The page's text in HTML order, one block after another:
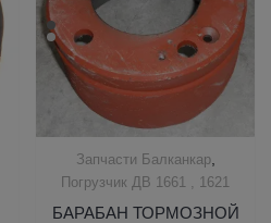
Запчасти Балканкар,
Погрузчик ДВ 1661 , 1621
БАРАБАН ТОРМОЗНОЙ